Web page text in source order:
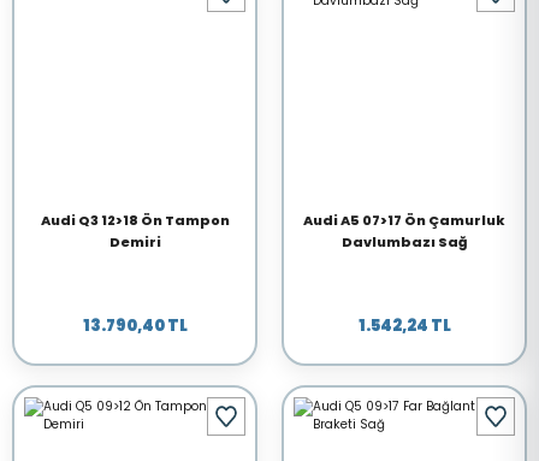
Audi Q3 12>18 Ön Tampon
Demiri
13.790,40 TL
Audi A5 07>17 Ön Çamurluk
Davlumbazı Sağ
1.542,24 TL